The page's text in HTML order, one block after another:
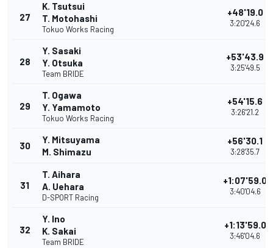
27
K. Tsutsui
T. Motohashi
Tokuo Works Racing
+48'19.0
3:20'24.6
28
Y. Sasaki
Y. Otsuka
Team BRIDE
+53'43.9
3:25'49.5
29
T. Ogawa
Y. Yamamoto
Tokuo Works Racing
+54'15.6
3:26'21.2
30
Y. Mitsuyama
M. Shimazu
+56'30.1
3:28'35.7
31
T. Aihara
A. Uehara
D-SPORT Racing
+1:07'59.0
3:40'04.6
32
Y. Ino
K. Sakai
Team BRIDE
+1:13'59.0
3:46'04.6